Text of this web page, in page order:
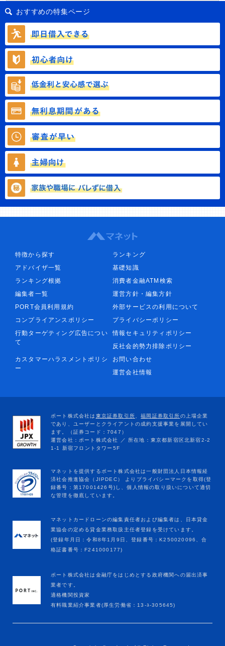
おすすめの特集ページ
特徴から探す
ランキング
アドバイザ一覧
基礎知識
ランキング根拠
消費者金融ATM検索
編集者一覧
運営方針・編集方針
PORT会員利用規約
外部サービスの利用について
コンプライアンスポリシー
プライバシーポリシー
行動ターゲティング広告につい
て
情報セキュリティポリシー
反社会的勢力排除ポリシー
カスタマーハラスメントポリシ
ー
お問い合わせ
運営会社情報
マネットカードローンの編集責任者および編集者は、日本貸金
業協会の定める貸金業務取扱主任者登録を受けています。
(登録年月日：令和8年1月9日、登録番号：K250020096、合
格証書番号：F241000177)
ポート株式会社は金融庁をはじめとする政府機関への届出済事
業者です。
適格機関投資家
有料職業紹介事業者(厚生労働省：13-ﾕ-305645)